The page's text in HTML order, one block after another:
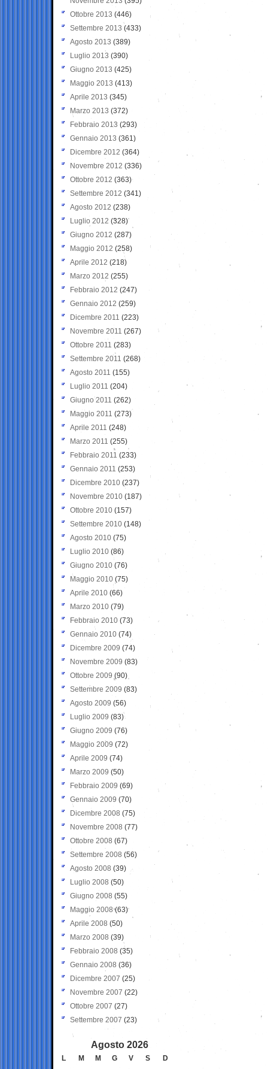
Ottobre 2013 (446)
Settembre 2013 (433)
Agosto 2013 (389)
Luglio 2013 (390)
Giugno 2013 (425)
Maggio 2013 (413)
Aprile 2013 (345)
Marzo 2013 (372)
Febbraio 2013 (293)
Gennaio 2013 (361)
Dicembre 2012 (364)
Novembre 2012 (336)
Ottobre 2012 (363)
Settembre 2012 (341)
Agosto 2012 (238)
Luglio 2012 (328)
Giugno 2012 (287)
Maggio 2012 (258)
Aprile 2012 (218)
Marzo 2012 (255)
Febbraio 2012 (247)
Gennaio 2012 (259)
Dicembre 2011 (223)
Novembre 2011 (267)
Ottobre 2011 (283)
Settembre 2011 (268)
Agosto 2011 (155)
Luglio 2011 (204)
Giugno 2011 (262)
Maggio 2011 (273)
Aprile 2011 (248)
Marzo 2011 (255)
Febbraio 2011 (233)
Gennaio 2011 (253)
Dicembre 2010 (237)
Novembre 2010 (187)
Ottobre 2010 (157)
Settembre 2010 (148)
Agosto 2010 (75)
Luglio 2010 (86)
Giugno 2010 (76)
Maggio 2010 (75)
Aprile 2010 (66)
Marzo 2010 (79)
Febbraio 2010 (73)
Gennaio 2010 (74)
Dicembre 2009 (74)
Novembre 2009 (83)
Ottobre 2009 (90)
Settembre 2009 (83)
Agosto 2009 (56)
Luglio 2009 (83)
Giugno 2009 (76)
Maggio 2009 (72)
Aprile 2009 (74)
Marzo 2009 (50)
Febbraio 2009 (69)
Gennaio 2009 (70)
Dicembre 2008 (75)
Novembre 2008 (77)
Ottobre 2008 (67)
Settembre 2008 (56)
Agosto 2008 (39)
Luglio 2008 (50)
Giugno 2008 (55)
Maggio 2008(63)
Aprile 2008 (50)
Marzo 2008 (39)
Febbraio 2008 (35)
Gennaio 2008 (36)
Dicembre 2007 (25)
Novembre 2007 (22)
Ottobre 2007 (27)
Settembre 2007 (23)
Agosto 2026
L M M G V S
D